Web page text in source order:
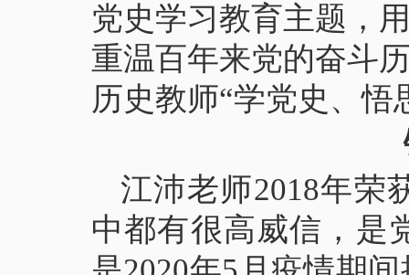
党史学习教育主题，
重温百年来党的奋斗
历史教师“学党史、
江沛老师2018年荣
中都有很高威信，是